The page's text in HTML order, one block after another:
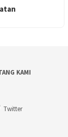
KAMI
Twitter